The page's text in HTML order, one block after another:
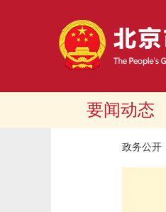
要闻动态
政务公开